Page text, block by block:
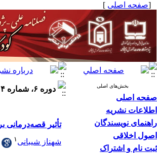
[صفحه اصلی ]
بخش‌های اصلی
صفحه اصلی
اطلاعات نشریه
راهنمای نویسندگان
اصول اخلاقی
ثبت نام و اشتراک
دوره ۶، شماره ۴ - ( زمستان ۱۳۸۵ ۱۳۸۵ )
تأثیر
شهناز شیبانی ۱